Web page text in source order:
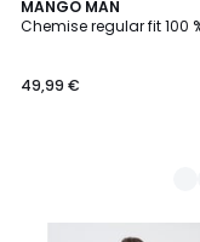
MANGO MAN
Chemise regular fit 100
49,99 €
4
Couleurs